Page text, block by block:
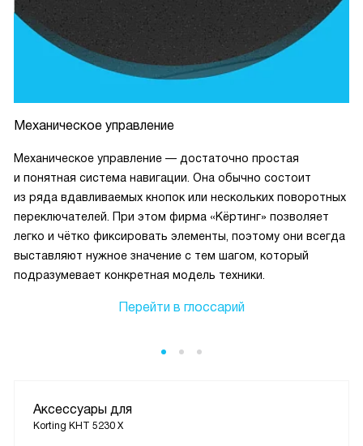
Механическое управление
Механическое управление — достаточно простая
и понятная система навигации. Она обычно состоит
из ряда вдавливаемых кнопок или нескольких поворотных
переключателей. При этом фирма «Кёртинг» позволяет
легко и чётко фиксировать элементы, поэтому они всегда
выставляют нужное значение с тем шагом, который
подразумевает конкретная модель техники.
Перейти в глоссарий
Аксессуары для
Korting KHT 5230 X